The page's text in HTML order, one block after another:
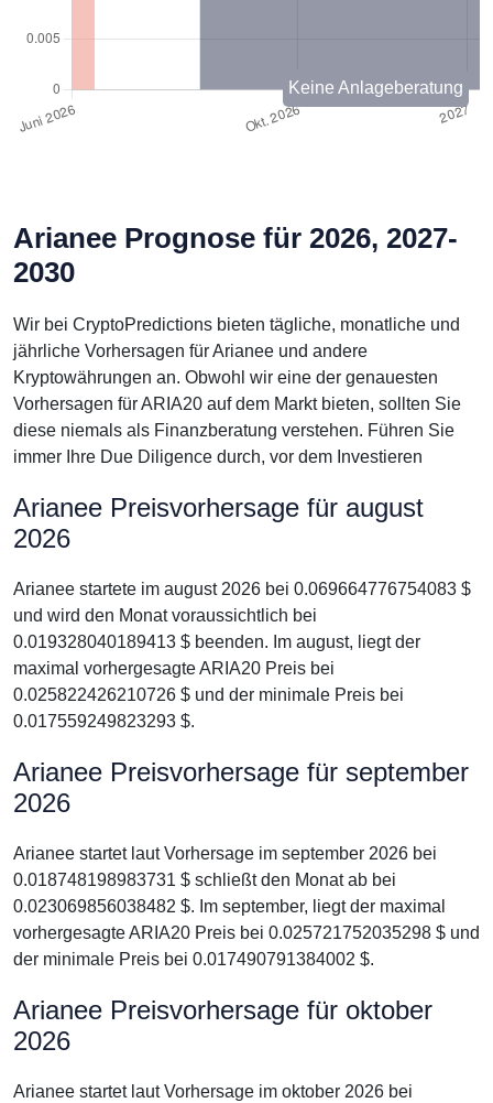
Keine Anlageberatung
Arianee Prognose für 2026, 2027-
2030
Wir bei CryptoPredictions bieten tägliche, monatliche und
jährliche Vorhersagen für Arianee und andere
Kryptowährungen an. Obwohl wir eine der genauesten
Vorhersagen für ARIA20 auf dem Markt bieten, sollten Sie
diese niemals als Finanzberatung verstehen. Führen Sie
immer Ihre Due Diligence durch, vor dem Investieren
Arianee Preisvorhersage für august
2026
Arianee startete im august 2026 bei 0.069664776754083 $
und wird den Monat voraussichtlich bei
0.019328040189413 $ beenden. Im august, liegt der
maximal vorhergesagte ARIA20 Preis bei
0.025822426210726 $ und der minimale Preis bei
0.017559249823293 $.
Arianee Preisvorhersage für september
2026
Arianee startet laut Vorhersage im september 2026 bei
0.018748198983731 $ schließt den Monat ab bei
0.023069856038482 $. Im september, liegt der maximal
vorhergesagte ARIA20 Preis bei 0.025721752035298 $ und
der minimale Preis bei 0.017490791384002 $.
Arianee Preisvorhersage für oktober
2026
Arianee startet laut Vorhersage im oktober 2026 bei